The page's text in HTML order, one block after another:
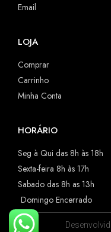
Email
LOJA
Comprar
Carrinho
Minha Conta
HORÁRIO
Seg à Qui das 8h às 18h
Sexta-feira 8h às 17h
Sabado das 8h as 13h
Domingo Encerrado